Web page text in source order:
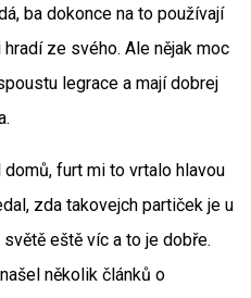
ba dokonce na to používají
ze svého. Ale nějak moc
legrace a mají dobrej
furt mi to vrtalo hlavou
zda takovejch partiček je u
eště víc a to je dobře.
několik článků o